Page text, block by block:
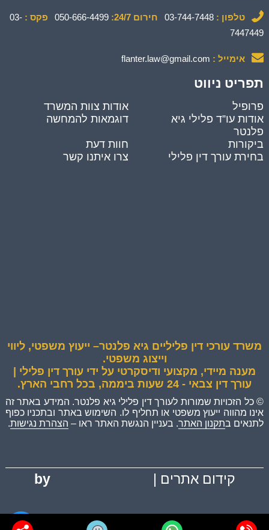
טלפון : 03-744-7448 חירום 24/7: 050-666-4499 פקס : 03-
7447449
אימייל : flanter.law@gmail.com
תפריט ניווט
פרופיל
אודות צוות המשרד
אודות עו”ד פלילי גיא
פלנטר
דוגמאות להמחשה
ביקורות
חוות דעת
בחירת עורך דין פלילי
צרו איתנו קשר
משרד עורכי דין פליליים גיא פלנטר– ייעוץ משפטי, ליווי
וייצוג משפטי.
מענה מיידי, מקצועי ודיסקרטי על ידי עורך דין פלילי |
עורך דין צבאי - 24 שעות ביממה, בכל רחבי הארץ.
© כל הזכויות שמורות לעורך דין פלילי גיא פלנטר. המידע באתר זה
אינו מהווה ייעוץ משפטי או תחליף לו. השימוש באתר ובתכניו כפוף
לתנאים בתקנון האתר. בעניין הנגשת האתר ראו – הצהרת נגישות.
קידום אתרים | by